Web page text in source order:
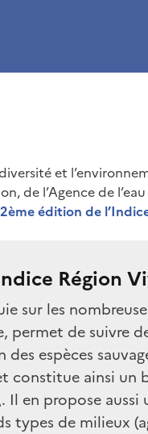
et
de l’Agence de
édition de
Région
sur les
permet de suivre
espèces
constitue ainsi un
. Il en propose aussi
types de milieux